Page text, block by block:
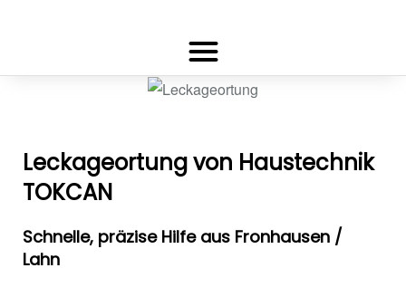
Leckageortung von Haustechnik
TOKCAN
Schnelle, präzise Hilfe aus Fronhausen /
Lahn